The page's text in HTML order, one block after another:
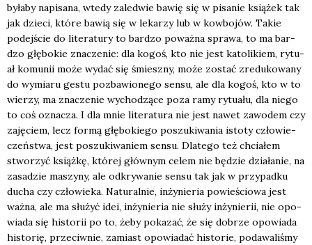
była­by napi­sa­na, wte­dy zale­d­wie bawię się w pisa­nie ksią­żek tak
jak dzie­ci, któ­re bawią się w leka­rzy lub w kow­bo­jów. Takie
podej­ście do lite­ra­tu­ry to bar­dzo poważ­na spra­wa, to ma bar­
dzo głę­bo­kie zna­cze­nie: dla kogoś, kto nie jest kato­li­kiem, rytu­
ał komu­nii może wydać się śmiesz­ny, może zostać zre­du­ko­wa­ny
do wymia­ru gestu pozba­wio­ne­go sen­su, ale dla kogoś, kto w to
wie­rzy, ma zna­cze­nie wycho­dzą­ce poza ramy rytu­ału, dla nie­go
to coś ozna­cza. I dla mnie lite­ra­tu­ra nie jest nawet zawo­dem czy
zaję­ciem, lecz for­mą głę­bo­kie­go poszu­ki­wa­nia isto­ty czło­wie­
czeń­stwa, jest poszu­ki­wa­niem sen­su. Dla­te­go też chcia­łem
stwo­rzyć książ­kę, któ­rej głów­nym celem nie będzie dzia­ła­nie, na
zasa­dzie maszy­ny, ale odkry­wa­nie sen­su tak jak w przy­pad­ku
ducha czy czło­wie­ka. Natu­ral­nie, inży­nie­ria powie­ścio­wa jest
waż­na, ale ma słu­żyć idei, inży­nie­ria nie słu­ży inży­nie­rii, nie opo­
wia­da się histo­rii po to, żeby poka­zać, że się dobrze opo­wia­da
histo­rię, prze­ciw­nie, zamiast opo­wia­dać histo­rie, poda­wa­li­śmy